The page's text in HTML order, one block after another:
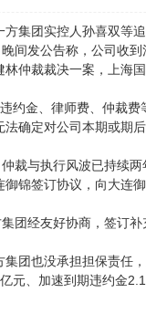
集团实控人孙喜双等
间发公告称，公司收到
仲裁裁决一案，上海
约金、律师费、仲裁费
确定对公司本期或期后
裁与执行风波已持续两
锦签订协议，向大连
团经友好协商，签订
团也没承担担保责任
元、加速到期违约金